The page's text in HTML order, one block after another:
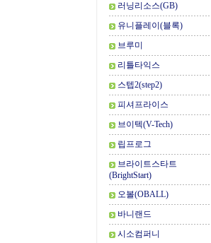
러닝리소스(GB)
유니플레이(블록)
브루미
리틀타익스
스텝2(step2)
피셔프라이스
브이텍(V-Tech)
립프로그
브라이트스타트
(BrightStart)
오볼(OBALL)
바니랜드
시소컴퍼니